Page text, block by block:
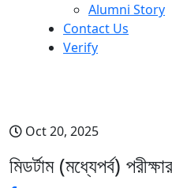
Alumni Story
Contact Us
Verify
Oct 20, 2025
মিডর্টাম (মধ্যেপর্ব)